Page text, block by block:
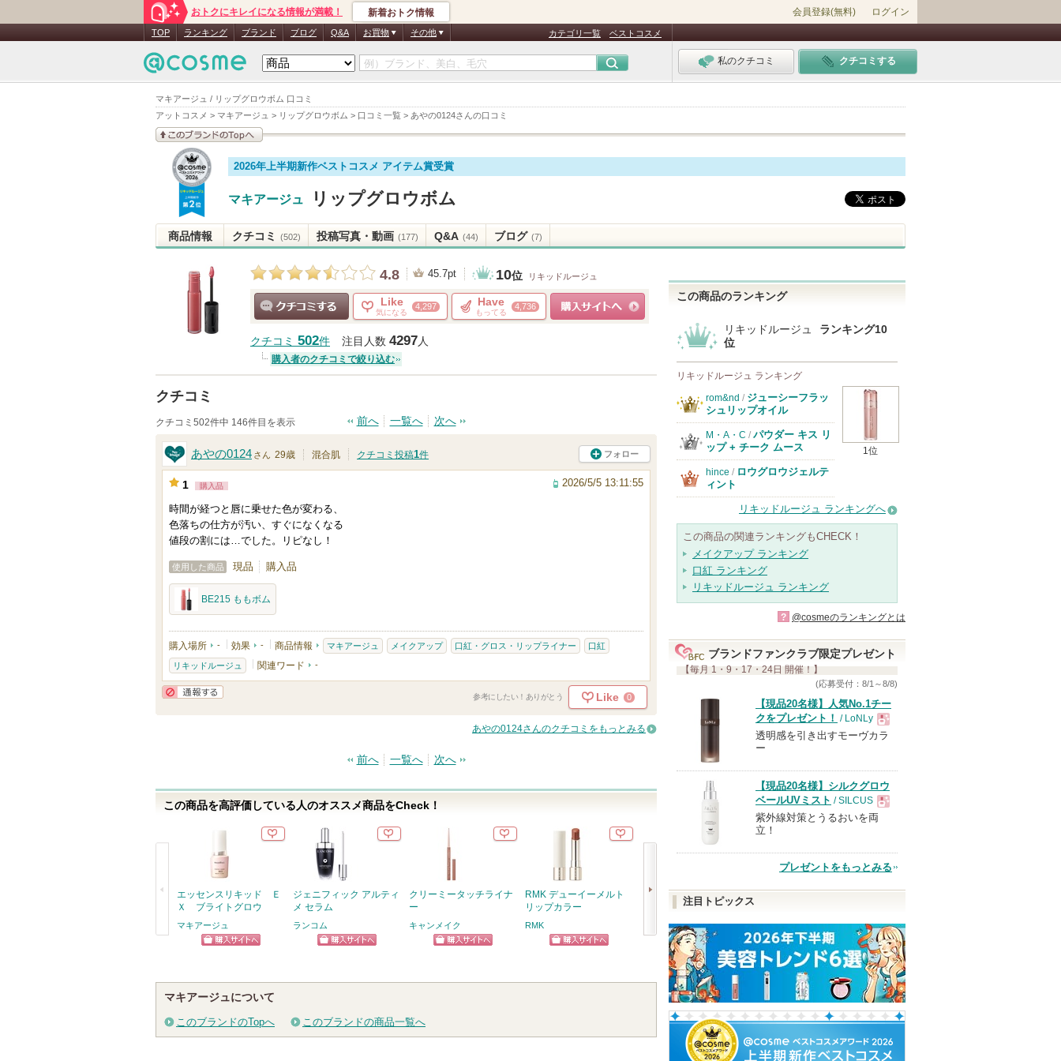
マキアージュ / リップグロウボム 口コミ
アットコスメ > マキアージュ > リップグロウボム > 口コミ一覧 > あやの0124さんの口コミ
おトクにキレイになる情報が満載！ 新着おトク情報 会員登録(無料) ログイン
TOP ランキング ブランド ブログ Q&A お買物 その他 カテゴリ一覧 ベストコスメ
私のクチコミ クチコミする
このブランドの情報を
見る
2026年上半期新作ベストコスメ アイテム賞受賞
マキアージュ リップグロウボム
商品情報 クチコミ (502) 投稿写真・動画 (177) Q&A (44) ブログ (7)
4.8 45.7pt 10位 リキッドルージュ
Like
気になる
4,297 Have
もってる
4,736
クチコミ 502件 注目人数 4297人
購入者のクチコミで絞り込む
クチコミ
クチコミ502件中 146件目を表示 前へ 一覧へ 次へ
あやの0124 さん 29歳 混合肌 クチコミ投稿1件 フォロー
1 購入品 2026/5/5 13:11:55
時間が経つと唇に乗せた色が変わる、
色落ちの仕方が汚い、すぐになくなる
値段の割には…でした。リピなし！
使用した商品 現品 購入品
BE215 ももボム
購入場所 - 効果 - 商品情報 マキアージュ メイクアップ 口紅・グロス・リップライナー 口紅
リキッドルージュ 関連ワード -
参考にしたい！ありがとう Like 0
あやの0124さんのクチコミをもっとみる
前へ 一覧へ 次へ
この商品を高評価している人のオススメ商品をCheck！
エッセンスリキッド Ｅ
Ｘ ブライトグロウ
マキアージュ
ジェニフィック アルティ
メ セラム
ランコム
クリーミータッチライナ
ー
キャンメイク
RMK デューイーメルト
リップカラー
RMK
ヴォワールコレクチュー
クレ・ド・ポー ボーテ
クレ・ド・ポー
ボーテからのお
知らせがありま
ショッピン
グサイトへ
り
アテニア
アテニアからの
お知らせがあり
ます
ショッピン
グサイトへ
ショッピン
グサイトへ
マキアージュについて
このブランドのTopへ このブランドの商品一覧へ
この商品のランキング
リキッドルージュ
ランキング10
位
リキッドルージュ ランキング
1位
rom&nd / ジューシーフラッ
シュリップオイル
M・A・C / パウダー キス リ
ップ + チーク ムース
hince / ロウグロウジェルテ
ィント
リキッドルージュ ランキングへ
この商品の関連ランキングもCHECK！
メイクアップ ランキング
口紅 ランキング
リキッドルージュ ランキング
? @cosmeのランキングとは
ブランドファンクラブ限定プレゼント
【毎月 1・9・17・24日 開催！】
(応募受付：8/1～8/8)
【現品20名様】人気No.1チー
クをプレゼント！ / LoNLy
現
品
透明感を引き出すモーヴカラ
ー
【現品20名様】シルクグロウ
ベールUVミスト / SILCUS
現
品
紫外線対策とうるおいを両
立！
プレゼントをもっとみる
注目トピックス